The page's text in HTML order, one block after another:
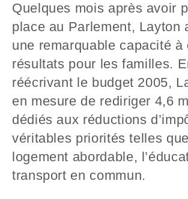
Quelques mois après avoir
place au Parlement, Layton
une remarquable capacité à
résultats pour les familles.
réécrivant le budget 2005,
en mesure de rediriger 4,6
dédiés aux réductions
véritables priorités telles
logement abordable,
transport en commun.